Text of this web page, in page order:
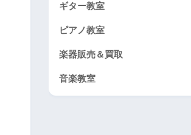
ギター教室
ピアノ教室
楽器販売＆買取
音楽教室